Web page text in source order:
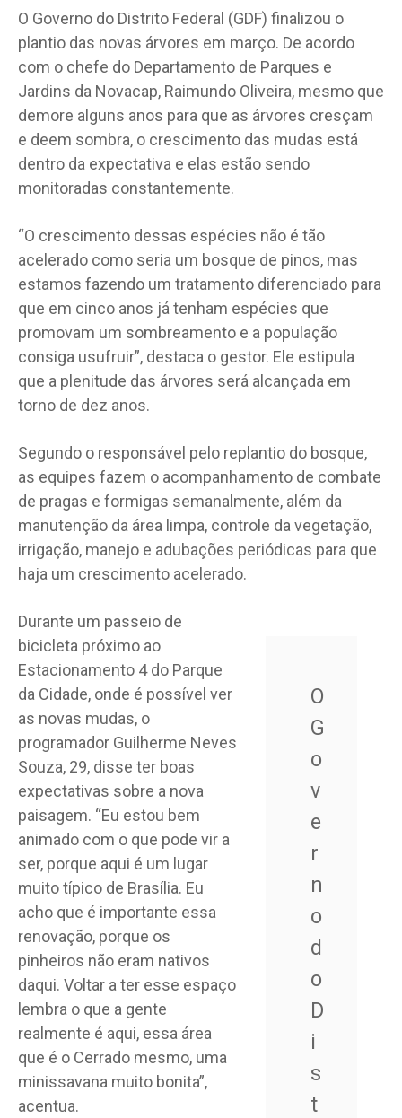
O Governo do Distrito Federal (GDF) finalizou o
plantio das novas árvores em março. De acordo
com o chefe do Departamento de Parques e
Jardins da Novacap, Raimundo Oliveira, mesmo que
demore alguns anos para que as árvores cresçam
e deem sombra, o crescimento das mudas está
dentro da expectativa e elas estão sendo
monitoradas constantemente.
“O crescimento dessas espécies não é tão
acelerado como seria um bosque de pinos, mas
estamos fazendo um tratamento diferenciado para
que em cinco anos já tenham espécies que
promovam um sombreamento e a população
consiga usufruir”, destaca o gestor. Ele estipula
que a plenitude das árvores será alcançada em
torno de dez anos.
Segundo o responsável pelo replantio do bosque,
as equipes fazem o acompanhamento de combate
de pragas e formigas semanalmente, além da
manutenção da área limpa, controle da vegetação,
irrigação, manejo e adubações periódicas para que
haja um crescimento acelerado.
O
G
o
v
e
r
n
o
d
o
D
i
s
t
Durante um passeio de
bicicleta próximo ao
Estacionamento 4 do Parque
da Cidade, onde é possível ver
as novas mudas, o
programador Guilherme Neves
Souza, 29, disse ter boas
expectativas sobre a nova
paisagem. “Eu estou bem
animado com o que pode vir a
ser, porque aqui é um lugar
muito típico de Brasília. Eu
acho que é importante essa
renovação, porque os
pinheiros não eram nativos
daqui. Voltar a ter esse espaço
lembra o que a gente
realmente é aqui, essa área
que é o Cerrado mesmo, uma
minissavana muito bonita”,
acentua.